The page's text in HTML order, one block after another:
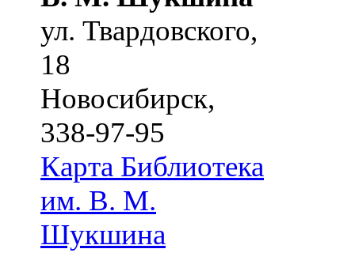
ул. Твардовского,
18
Новосибирск,
338-97-95
Карта Библиотека
им. В. М.
Шукшина